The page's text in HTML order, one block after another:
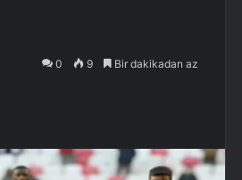
0 9 Bir dakikadan az